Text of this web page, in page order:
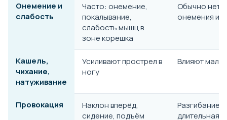
Онемение и
слабость
Часто: онемение,
покалывание,
слабость мышц в
зоне корешка
Обычно нет
онемения и
Кашель,
чихание,
натуживание
Усиливают прострел в
ногу
Влияют мало
Провокация
Наклон вперёд,
сидение, подъём
Разгибание,
длительная